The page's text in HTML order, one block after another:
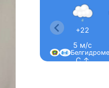
+22
5 м/с
С ↑